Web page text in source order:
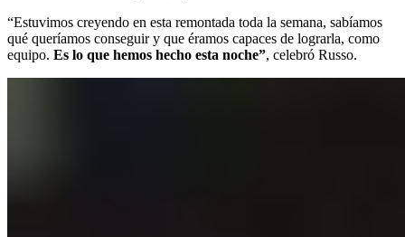
“Estuvimos creyendo en esta remontada toda la semana, sabíamos
qué queríamos conseguir y que éramos capaces de lograrla, como
equipo. Es lo que hemos hecho esta noche”, celebró Russo.